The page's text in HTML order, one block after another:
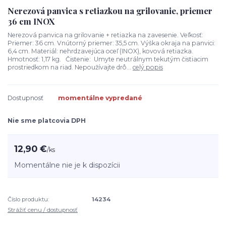
Nerezová panvica s retiazkou na grilovanie, priemer
36 cm INOX
Nerezová panvica na grilovanie + retiazka na zavesenie. Veľkosť:
Priemer: 36 cm. Vnútorný priemer: 35,5 cm. Výška okraja na panvici:
6,4 cm. Materiál: nehrdzavejúca oceľ (INOX), kovová retiazka.
Hmotnosť: 1,17 kg. Čistenie: Umyte neutrálnym tekutým čistiacim
prostriedkom na riad. Nepoužívajte drô... celý popis
Dostupnosť momentálne vypredané
Nie sme platcovia DPH
12,90 €/ks
Momentálne nie je k dispozícii
Číslo produktu:
14234
Strážiť cenu / dostupnosť